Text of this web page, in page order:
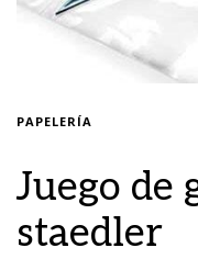
PAPELERÍA
Juego de
staedler